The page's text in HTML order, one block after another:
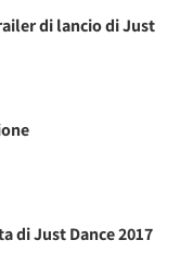
di lancio di Just
di Just Dance 2017